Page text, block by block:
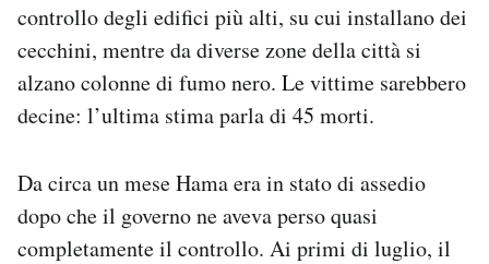
controllo degli edifici più alti, su cui installano dei
cecchini, mentre da diverse zone della città si
alzano colonne di fumo nero. Le vittime sarebbero
decine: l’ultima stima parla di 45 morti.
Da circa un mese Hama era in stato di assedio
dopo che il governo ne aveva perso quasi
completamente il controllo. Ai primi di luglio, il